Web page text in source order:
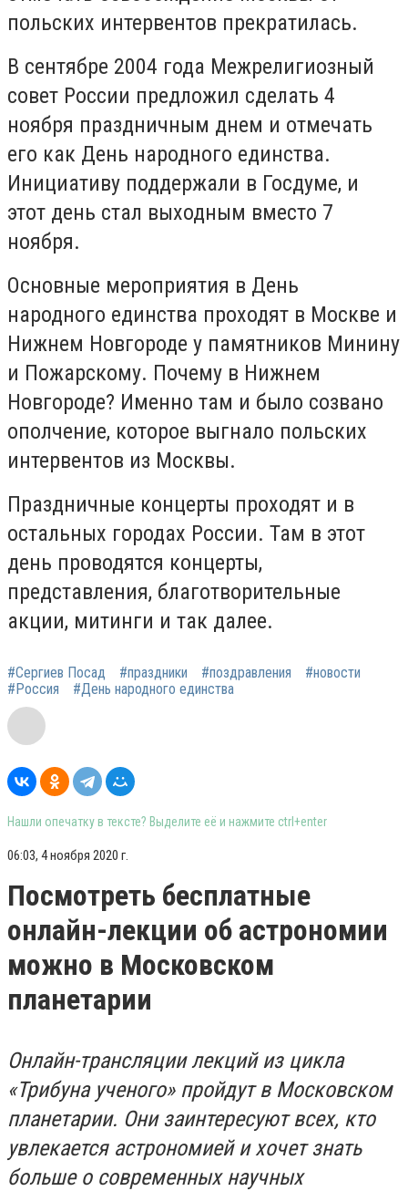
польских интервентов прекратилась.
В сентябре 2004 года Межрелигиозный
совет России предложил сделать 4
ноября праздничным днем и отмечать
его как День народного единства.
Инициативу поддержали в Госдуме, и
этот день стал выходным вместо 7
ноября.
Основные мероприятия в День
народного единства проходят в Москве и
Нижнем Новгороде у памятников Минину
и Пожарскому. Почему в Нижнем
Новгороде? Именно там и было созвано
ополчение, которое выгнало польских
интервентов из Москвы.
Праздничные концерты проходят и в
остальных городах России. Там в этот
день проводятся концерты,
представления, благотворительные
акции, митинги и так далее.
#Сергиев Посад #праздники #поздравления
#новости
#Россия
#День народного единства
Нашли опечатку в тексте? Выделите её и нажмите ctrl+enter
06:03, 4 ноября 2020 г.
Посмотреть бесплатные
онлайн-лекции об астрономии
можно в Московском
планетарии
Онлайн-трансляции лекций из цикла
«Трибуна ученого» пройдут в Московском
планетарии. Они заинтересуют всех, кто
увлекается астрономией и хочет знать
больше о современных научных